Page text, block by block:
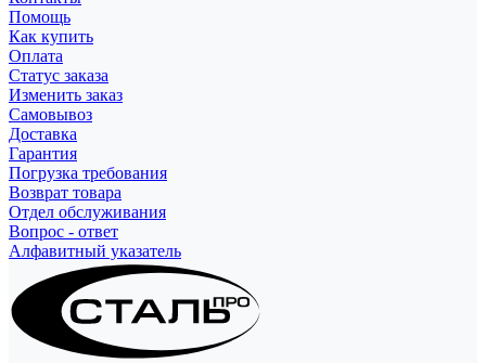
Помощь
Как купить
Оплата
Статус заказа
Изменить заказ
Самовывоз
Доставка
Гарантия
Погрузка требования
Возврат товара
Отдел обслуживания
Вопрос - ответ
Алфавитный указатель